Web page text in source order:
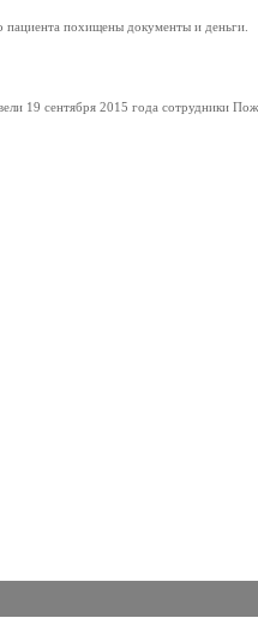
пациента похищены документы и деньги.
19 сентября 2015 года сотрудники